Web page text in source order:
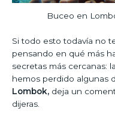
Buceo en
Si todo esto todavía no
pensando en qué más
secretas más cercanas:
hemos perdido algunas
Lombok, deja un
dijeras.